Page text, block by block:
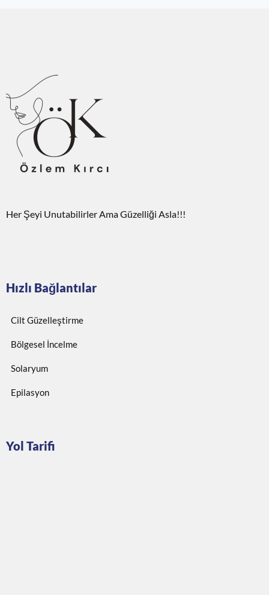
Her Şeyi Unutabilirler Ama Güzelliği Asla!!!
Hızlı Bağlantılar
Cilt Güzelleştirme
Bölgesel İncelme
Solaryum
Epilasyon
Yol Tarifi